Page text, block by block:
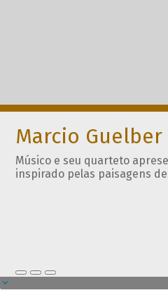
Marcio
Músico e seu quarteto
inspirado pelas paisagens